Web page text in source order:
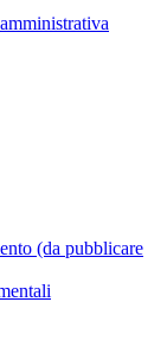
(da pubblicare